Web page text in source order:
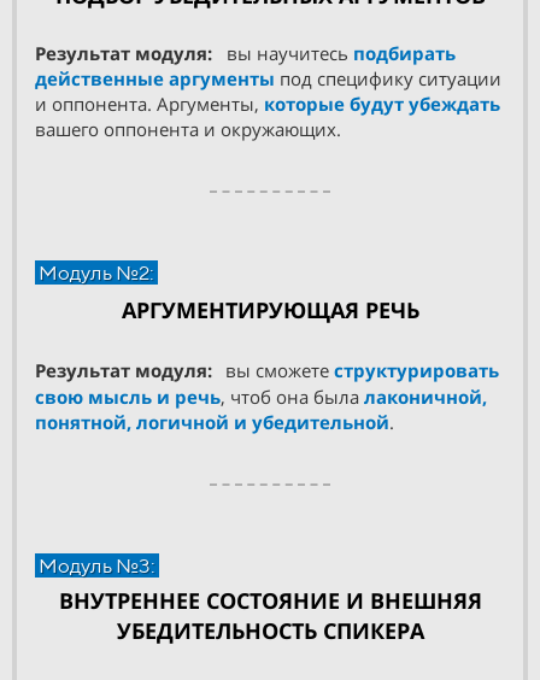
Результат модуля: вы научитесь подбирать
действенные аргументы под специфику ситуации
и оппонента. Аргументы, которые будут убеждать
вашего оппонента и окружающих.
Модуль №2:
АРГУМЕНТИРУЮЩАЯ РЕЧЬ
Результат модуля: вы сможете структурировать
свою мысль и речь, чтоб она была лаконичной,
понятной, логичной и убедительной.
Модуль №3:
ВНУТРЕННЕЕ СОСТОЯНИЕ И ВНЕШНЯЯ
УБЕДИТЕЛЬНОСТЬ СПИКЕРА